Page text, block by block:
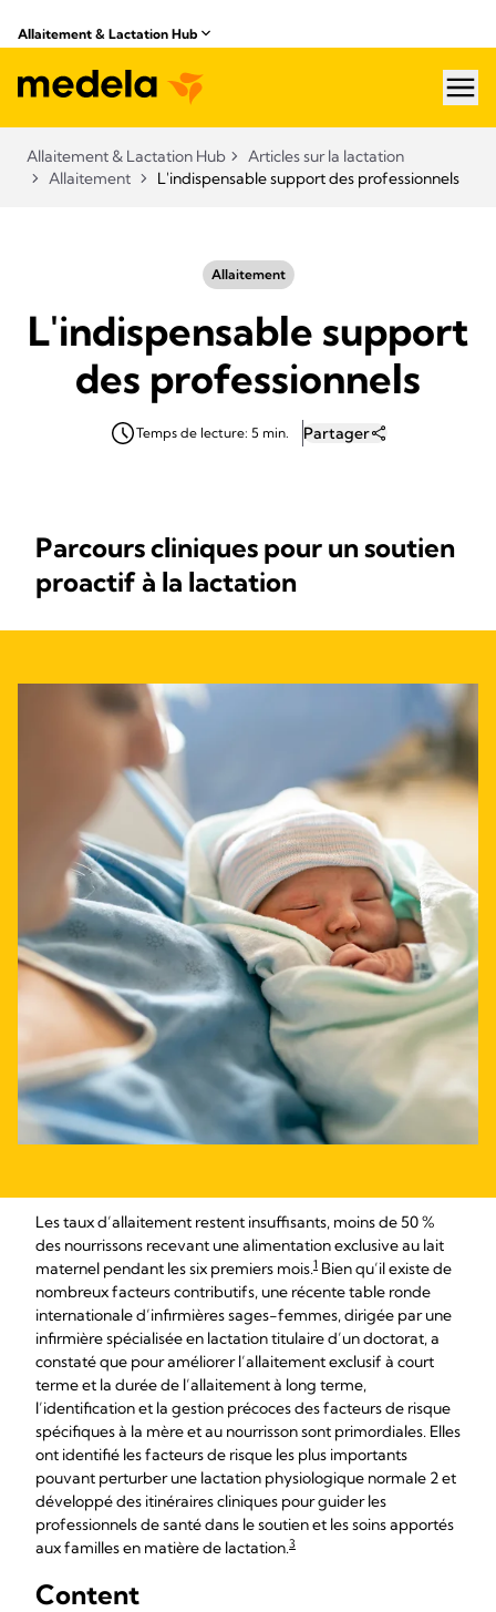
Allaitement & Lactation Hub
Allaitement & Lactation Hub
Articles sur la lactation
Allaitement
L'indispensable support des professionnels
Allaitement
L'indispensable support
des professionnels
Temps de lecture: 5 min. Partager
Parcours cliniques pour un soutien
proactif à la lactation
Les taux d’allaitement restent insuffisants, moins de 50 %
des nourrissons recevant une alimentation exclusive au lait
maternel pendant les six premiers mois.1 Bien qu’il existe de
nombreux facteurs contributifs, une récente table ronde
internationale d’infirmières sages-femmes, dirigée par une
infirmière spécialisée en lactation titulaire d’un doctorat, a
constaté que pour améliorer l’allaitement exclusif à court
terme et la durée de l’allaitement à long terme,
l’identification et la gestion précoces des facteurs de risque
spécifiques à la mère et au nourrisson sont primordiales. Elles
ont identifié les facteurs de risque les plus importants
pouvant perturber une lactation physiologique normale 2 et
développé des itinéraires cliniques pour guider les
professionnels de santé dans le soutien et les soins apportés
aux familles en matière de lactation.3
Content